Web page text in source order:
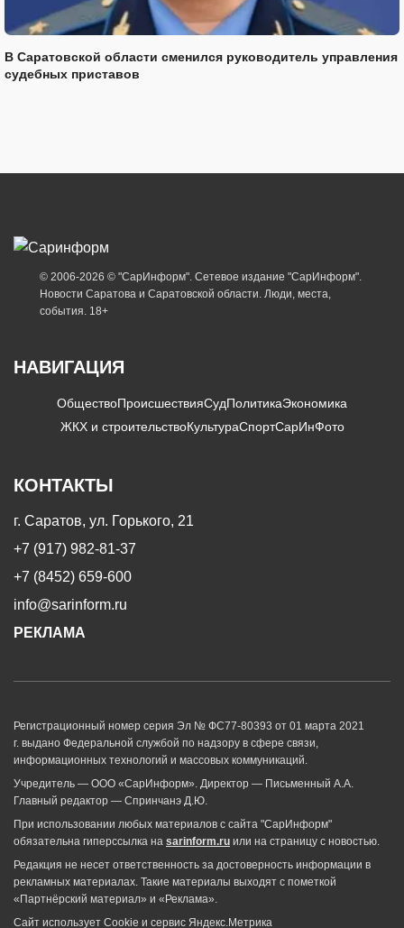
В Саратовской области сменился руководитель управления
судебных приставов
© 2006-2026 © "СарИнформ". Сетевое издание "СарИнформ".
Новости Саратова и Саратовской области. Люди, места,
события. 18+
НАВИГАЦИЯ
ОбществоПроисшествияСудПолитикаЭкономика
ЖКХ и строительствоКультураСпортСарИнФото
КОНТАКТЫ
г. Саратов, ул. Горького, 21
+7 (917) 982-81-37
+7 (8452) 659-600
info@sarinform.ru
РЕКЛАМА
Регистрационный номер серия Эл № ФС77-80393 от 01 марта 2021
г. выдано Федеральной службой по надзору в сфере связи,
информационных технологий и массовых коммуникаций.
Учредитель — ООО «СарИнформ». Директор — Письменный А.А.
Главный редактор — Спринчанэ Д.Ю.
При использовании любых материалов с сайта "СарИнформ"
обязательна гиперссылка на sarinform.ru или на страницу с новостью.
Редакция не несет ответственность за достоверность информации в
рекламных материалах. Такие материалы выходят с пометкой
«Партнёрский материал» и «Реклама».
Сайт использует Cookie и сервиc Яндекс.Метрика